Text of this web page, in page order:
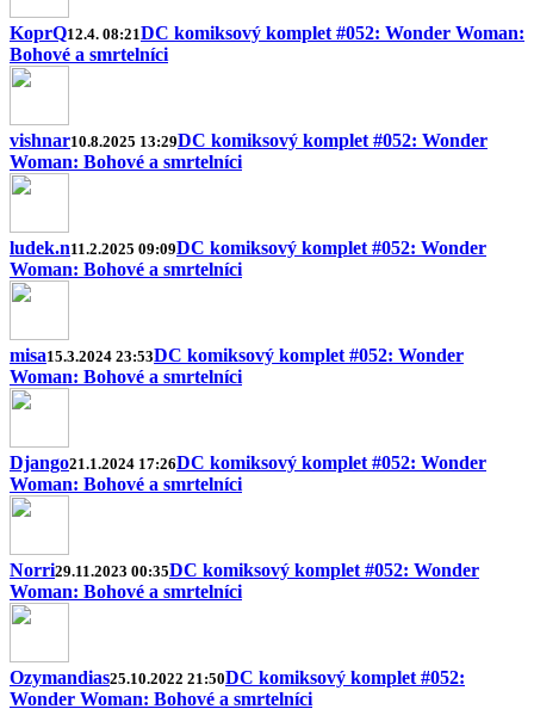
KoprQ12.4. 08:21DC komiksový komplet #052: Wonder Woman:
Bohové a smrtelníci
vishnar10.8.2025 13:29DC komiksový komplet #052: Wonder
Woman: Bohové a smrtelníci
ludek.n11.2.2025 09:09DC komiksový komplet #052: Wonder
Woman: Bohové a smrtelníci
misa15.3.2024 23:53DC komiksový komplet #052: Wonder
Woman: Bohové a smrtelníci
Django21.1.2024 17:26DC komiksový komplet #052: Wonder
Woman: Bohové a smrtelníci
Norri29.11.2023 00:35DC komiksový komplet #052: Wonder
Woman: Bohové a smrtelníci
Ozymandias25.10.2022 21:50DC komiksový komplet #052:
Wonder Woman: Bohové a smrtelníci